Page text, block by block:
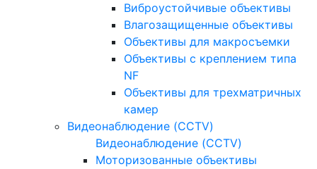
Виброустойчивые объективы
Влагозащищенные объективы
Объективы для макросъемки
Объективы с креплением типа
NF
Объективы для трехматричных
камер
Видеонаблюдение (CCTV)
Видеонаблюдение (CCTV)
Моторизованные объективы